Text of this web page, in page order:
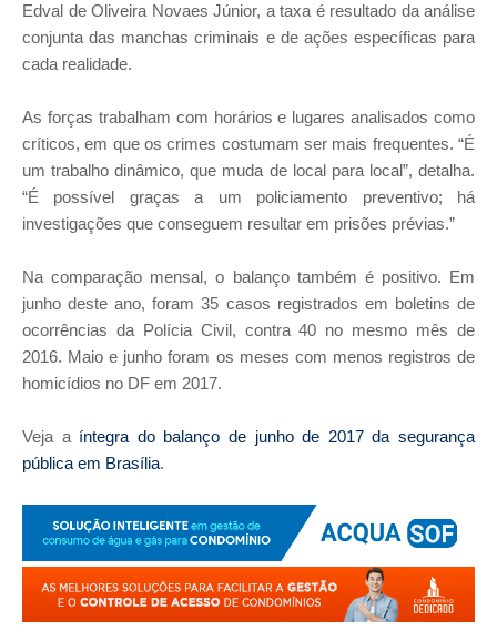
Edval de Oliveira Novaes Júnior, a taxa é resultado da análise
conjunta das manchas criminais e de ações específicas para
cada realidade.
As forças trabalham com horários e lugares analisados como
críticos, em que os crimes costumam ser mais frequentes. “É
um trabalho dinâmico, que muda de local para local”, detalha.
“É possível graças a um policiamento preventivo; há
investigações que conseguem resultar em prisões prévias.”
Na comparação mensal, o balanço também é positivo. Em
junho deste ano, foram 35 casos registrados em boletins de
ocorrências da Polícia Civil, contra 40 no mesmo mês de
2016. Maio e junho foram os meses com menos registros de
homicídios no DF em 2017.
Veja a íntegra do balanço de junho de 2017 da segurança
pública em Brasília.